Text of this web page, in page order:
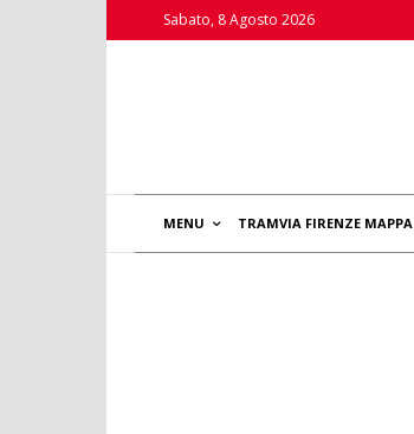
Sabato, 8 Agosto 2026
MENU TRAMVIA FIRENZE MAPPA